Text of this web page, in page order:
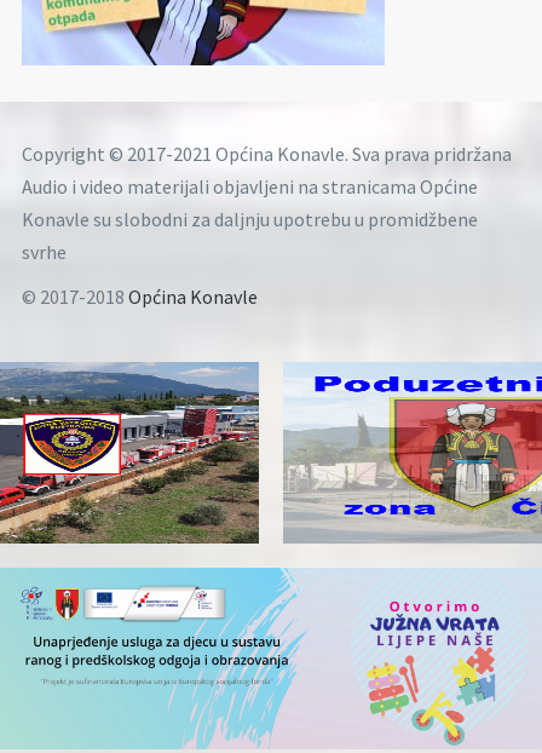
Copyright © 2017-2021 Općina Konavle. Sva prava pridržana
Audio i video materijali objavljeni na stranicama Općine
Konavle su slobodni za daljnju upotrebu u promidžbene
svrhe
© 2017-2018 Općina Konavle